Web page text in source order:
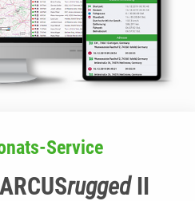
Service
ruggedII